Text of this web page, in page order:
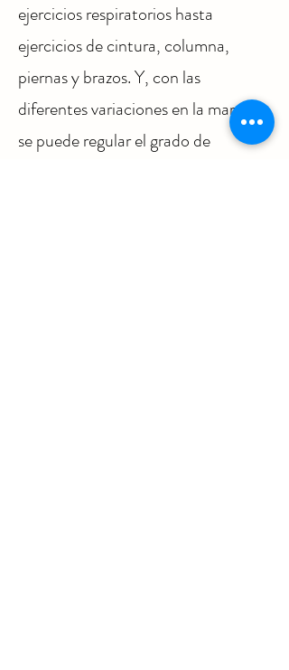
ejercicios respiratorios hasta
ejercicios de cintura, columna,
piernas y brazos. Y, con las
diferentes variaciones en la marcha
se puede regular el grado de